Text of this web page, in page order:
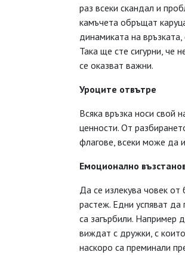
раз всеки скандал и
камъчета обръщат
динамиката на
Така ще сте сигурни, че
се оказват важни.
Уроците отвътре
Всяка връзка носи свой
ценности. От
флагове, всеки може да
Емоционално
Да се излекува човек от
растеж. Едни успяват да
са загърбили. Например
виждат с дружки, с
наскоро са преминали